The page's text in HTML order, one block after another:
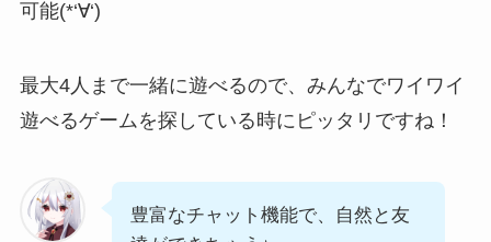
可能(*‘∀‘)
最大4人まで一緒に遊べるので、みんなでワイワイ
遊べるゲームを探している時にピッタリですね！
豊富なチャット機能で、自然と友